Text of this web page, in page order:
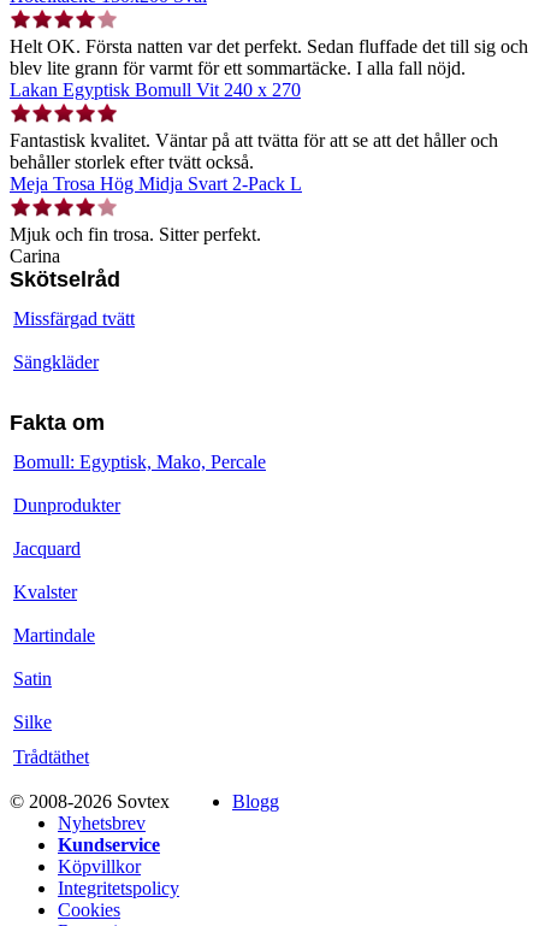
Helt OK. Första natten var det perfekt. Sedan fluffade det till sig och
blev lite grann för varmt för ett sommartäcke. I alla fall nöjd.
Lakan Egyptisk Bomull Vit 240 x 270
Fantastisk kvalitet. Väntar på att tvätta för att se att det håller och
behåller storlek efter tvätt också.
Meja Trosa Hög Midja Svart 2-Pack L
Mjuk och fin trosa. Sitter perfekt.
Carina
Skötselråd
Missfärgad tvätt
Sängkläder
Fakta om
Bomull: Egyptisk, Mako, Percale
Dunprodukter
Jacquard
Kvalster
Martindale
Satin
Silke
Trådtäthet
© 2008-2026 Sovtex
Blogg
Nyhetsbrev
Kundservice
Köpvillkor
Integritetspolicy
Cookies